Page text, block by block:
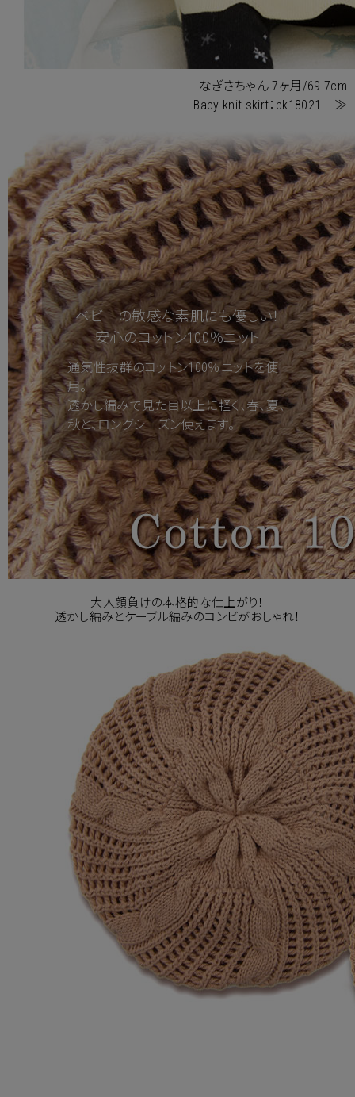
なぎさちゃん 7ヶ月/69.7cm
Baby knit skirt：bk18021 ≫
ベビーの敏感な素肌にも優しい！
安心のコットン100％ニット
通気性抜群のコットン100％ニットを使
用。
透かし編みで見た目以上に軽く、春、夏、
秋と、ロングシーズン使えます。
大人顔負けの本格的な仕上がり！
透かし編みとケーブル編みのコンビがおしゃれ！